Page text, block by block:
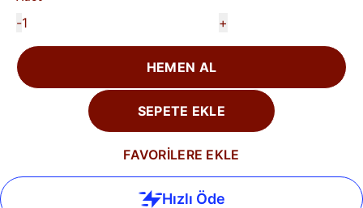
- +
HEMEN AL
SEPETE EKLE
FAVORİLERE EKLE